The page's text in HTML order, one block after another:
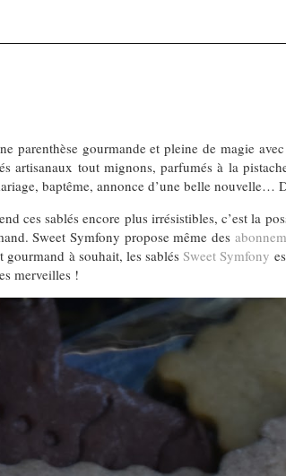
parenthèse gourmande et pleine de magie
artisanaux tout mignons, parfumés à la
baptême, annonce d’une belle nouvelle…
ces sablés encore plus irrésistibles, c’est la
Sweet Symfony propose même des
gourmand à souhait, les sablésSweet Symfony
merveilles !